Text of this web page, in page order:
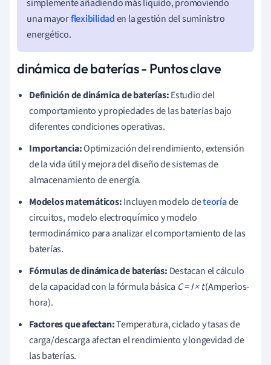
simplemente añadiendo más líquido, promoviendo
una mayorflexibilidaden la gestión del suministro
energético.
dinámica de baterías - Puntos clave
Definición de dinámica de baterías:Estudio del
comportamiento y propiedades de las baterías bajo
diferentes condiciones operativas.
Importancia:Optimización del rendimiento, extensión
de la vida útil y mejora del diseño de sistemas de
almacenamiento de energía.
Modelos matemáticos:Incluyen modelo deteoríade
circuitos, modelo electroquímico y modelo
termodinámico para analizar el comportamiento de las
baterías.
Fórmulas de dinámica de baterías: Destacan el cálculo
de la capacidad con la fórmula básica C = I × t(Amperios-
hora).
Factores que afectan:Temperatura, ciclado y tasas de
carga/descarga afectan el rendimiento y longevidad de
las baterías.